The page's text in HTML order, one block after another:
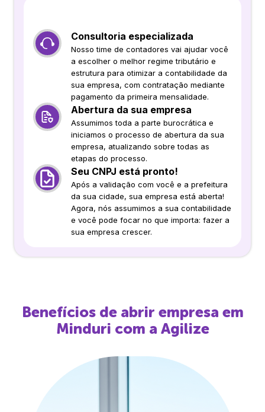
Consultoria especializada
Nosso time de contadores vai ajudar você
a escolher o melhor regime tributário e
estrutura para otimizar a contabilidade da
sua empresa, com contratação mediante
pagamento da primeira mensalidade.
Abertura da sua empresa
Assumimos toda a parte burocrática e
iniciamos o processo de abertura da sua
empresa, atualizando sobre todas as
etapas do processo.
Seu CNPJ está pronto!
Após a validação com você e a prefeitura
da sua cidade, sua empresa está aberta!
Agora, nós assumimos a sua contabilidade
e você pode focar no que importa: fazer a
sua empresa crescer.
Benefícios de abrir empresa em
Minduri com a Agilize